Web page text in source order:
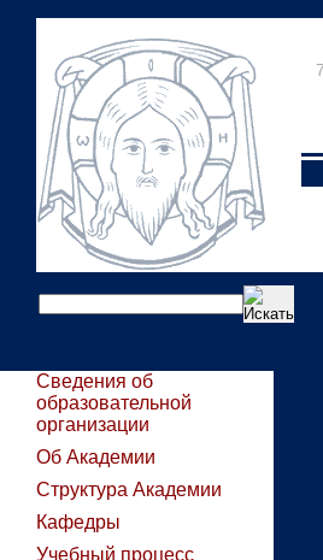
Сведения об
образовательной
организации
Об Академии
Структура Академии
Кафедры
Учебный процесс